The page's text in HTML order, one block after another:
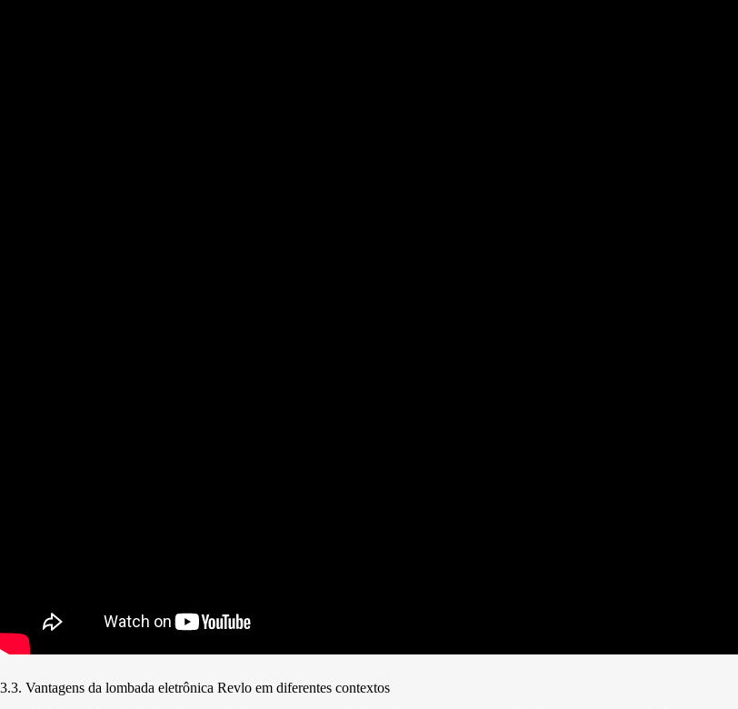
3.3. Vantagens da lombada eletrônica Revlo em diferentes contextos